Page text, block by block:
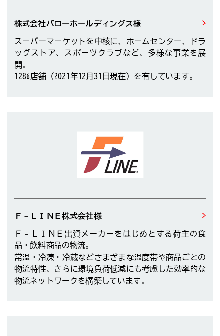
株式会社バローホールディングス様
スーパーマーケットを中核に、ホームセンター、ドラ
ッグストア、スポーツクラブなど、多様な事業を展
開。
1286店舗（2021年12月31日現在）を有しています。
Ｆ－ＬＩＮＥ株式会社様
Ｆ－ＬＩＮＥ出資メーカーをはじめとする荷主の食
品・飲料商品の物流。
常温・冷凍・冷蔵などさまざまな温度帯や商品ごとの
物流特性、さらに環境負荷低減にも考慮した効率的な
物流ネットワークを構築しています。